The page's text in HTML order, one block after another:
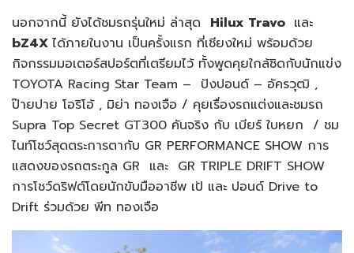
นอกจากนี้ ยังได้ชมรถรุ่นใหม่ ล่าสุด Hilux Travo และ
bZ4X ได้ภายในงาน เป็นครั้งแรก ที่เชียงใหม่ พร้อมด้วย
กิจกรรมมอเตอร์สปอร์ตที่เตรียมไว้ ทั้งพูดคุยใกล้ชิดกับนักแข่ง
TOYOTA Racing Star Team – ปังปอนด์ – อัครวุฒิ ,
ป๊ายปาย โอริโอ้ , มิย่า ทองเจือ / คุยเรื่องรถแต่งและชมรถ
Supra Top Secret GT300 คันจริง กับ เบียร์ ใบหยก / ชม
ไนท์โชว์สุดตระการตากับ GR PERFORMANCE SHOW การ
แสดงของรถตระกูล GR และ GR TRIPLE DRIFT SHOW
การโชว์ดริฟต์โดยนักขับมืออาชีพ เป้ และ ปอนด์ Drive to
Drift ร่วมด้วย พีท ทองเจือ